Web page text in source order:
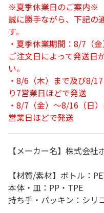
※夏季休業日のご案内※
誠に勝手ながら、下記の
す。
・夏季休業期間：8/7（金
ご注文日によって発送日
い。
・8/6（木）まで及び8/
り7営業日ほどで発送
・8/7（金）～8/16（日
営業日ほどで発送
【メーカー名】株式会社
【材質/素材】ボトル：
本体・皿：PP・TPE
持ち手・パッキン：シリ